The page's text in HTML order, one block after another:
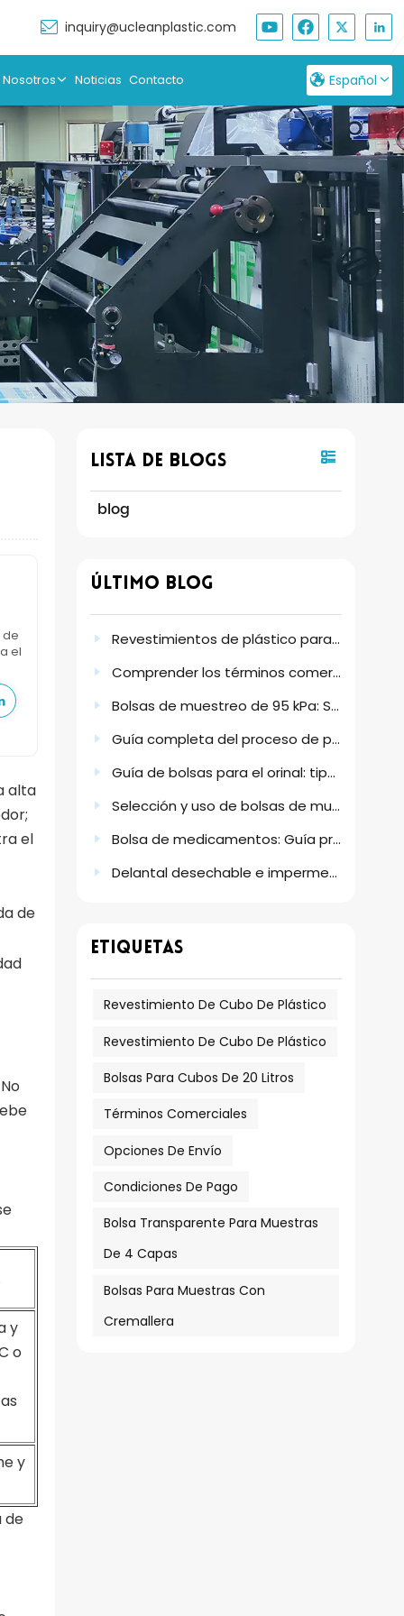
inquiry@ucleanplastic.com
Noticias Contacto Español
English
Français
Русский
Lista De Blogs
blog
Último Blog
Revestimientos de plástico para bidones: antiestáticos y de varios tamaños.
Comprender los términos comerciales, las opciones de envío y las condiciones de pago.
Bolsas de muestreo de 95 kPa: Solución fiable para la recogida y el transporte seguros de muestras.
Guía completa del proceso de pedido habitual de productos de PE desechables
Guía de bolsas para el orinal: tipos, uso y por qué suponen un cambio radical en la higiene.
Selección y uso de bolsas de muestreo estériles para obtener resultados de laboratorio fiables.
Bolsa de medicamentos: Guía práctica sobre escenarios de uso, tamaños y grosores.
Delantal desechable e impermeable de plástico PE: Su solución de protección práctica
ETIQUETAS
Revestimiento De Cubo De Plástico
Revestimiento De Cubo De Plástico
Bolsas Para Cubos De 20 Litros
Términos Comerciales
Opciones De Envío
Condiciones De Pago
Bolsa Transparente Para Muestras
De 4 Capas
Bolsas Para Muestras Con
Cremallera
de
el
alta
el
de
y
o
y
de